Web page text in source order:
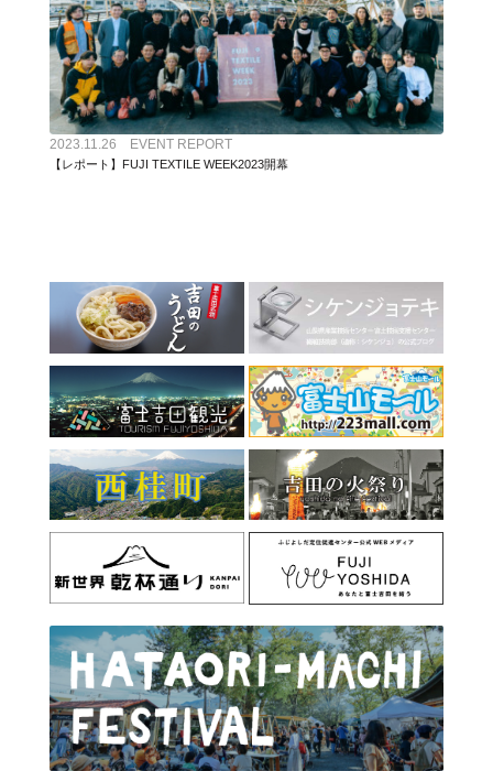
2023.11.26 EVENT REPORT
【レポート】FUJI TEXTILE WEEK2023開幕